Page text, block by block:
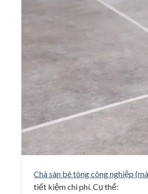
Chà sàn bê tông công nghiệp
tiết kiệm chi phí. Cụ thể: